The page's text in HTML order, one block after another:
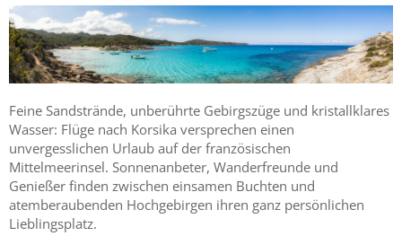
Feine Sandstrände, unberührte Gebirgszüge und kristallklares
Wasser: Flüge nach Korsika versprechen einen
unvergesslichen Urlaub auf der französischen
Mittelmeerinsel. Sonnenanbeter, Wanderfreunde und
Genießer finden zwischen einsamen Buchten und
atemberaubenden Hochgebirgen ihren ganz persönlichen
Lieblingsplatz.